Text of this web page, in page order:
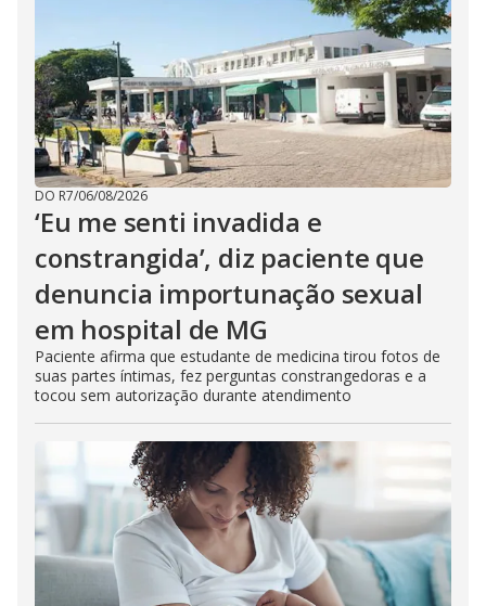
DO R7/06/08/2026
‘Eu me senti invadida e
constrangida’, diz paciente que
denuncia importunação sexual
em hospital de MG
Paciente afirma que estudante de medicina tirou fotos de
suas partes íntimas, fez perguntas constrangedoras e a
tocou sem autorização durante atendimento